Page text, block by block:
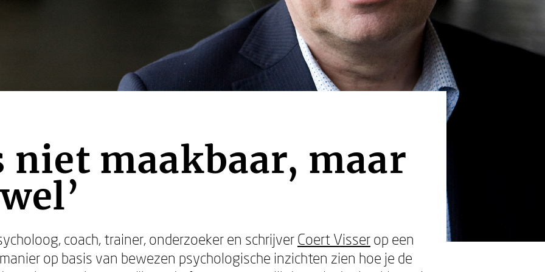
niet maakbaar, maar
coach, trainer, onderzoeker en schrijver Coert Visser op een
op basis van bewezen psychologische inzichten zien hoe je de